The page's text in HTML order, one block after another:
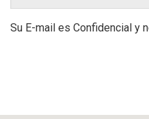
Su E-mail es Confidencial y